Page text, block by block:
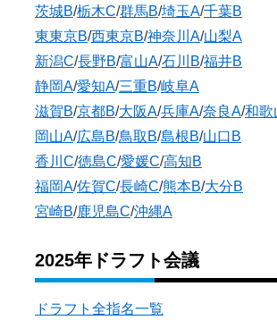
茨城B/栃木C/群馬B/埼玉A/千葉B
東東京B/西東京B/神奈川A/山梨A
新潟C/長野B/富山A/石川B/福井B
静岡A/愛知A/三重B/岐阜A
滋賀B/京都B/大阪A/兵庫A/奈良A/和歌
岡山A/広島B/鳥取B/島根B/山口B
香川C/徳島C/愛媛C/高知B
福岡A/佐賀C/長崎C/熊本B/大分B
宮崎B/鹿児島C/沖縄A
2025年ドラフト会議
ドラフト全指名一覧